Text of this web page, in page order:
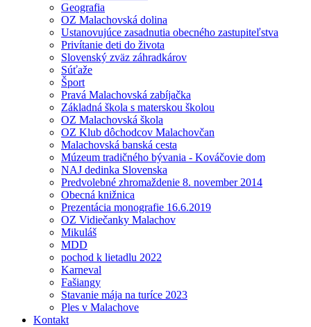
Geografia
OZ Malachovská dolina
Ustanovujúce zasadnutia obecného zastupiteľstva
Privítanie deti do života
Slovenský zväz záhradkárov
Súťaže
Šport
Pravá Malachovská zabíjačka
Základná škola s materskou školou
OZ Malachovská škola
OZ Klub dôchodcov Malachovčan
Malachovská banská cesta
Múzeum tradičného bývania - Kováčovie dom
NAJ dedinka Slovenska
Predvolebné zhromaždenie 8. november 2014
Obecná knižnica
Prezentácia monografie 16.6.2019
OZ Vidiečanky Malachov
Mikuláš
MDD
pochod k lietadlu 2022
Karneval
Fašiangy
Stavanie mája na turíce 2023
Ples v Malachove
Kontakt